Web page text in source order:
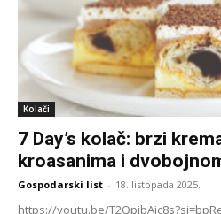
Kolači
7 Day’s kolač: brzi
kroasanima i
Gospodarski list - 18. listopada 2025.
https://youtu.be/